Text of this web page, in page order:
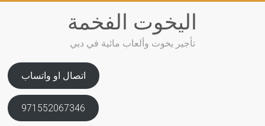
اليخوت الفخمة
تأجير يخوت وألعاب مائية في دبي
اتصال او واتساب
971552067346